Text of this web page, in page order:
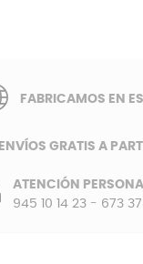
FABRICAMOS EN
ENVÍOS GRATIS A
ATENCIÓN
945 10 14 23- 673